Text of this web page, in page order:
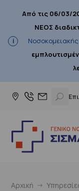
Από τις 06/03/
ΝΕΟΣ
Αρχική